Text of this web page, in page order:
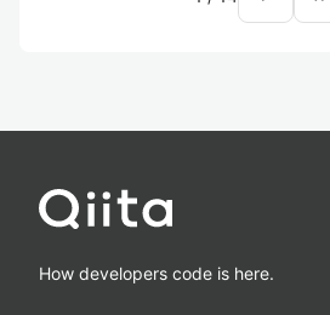
How developers code is here.